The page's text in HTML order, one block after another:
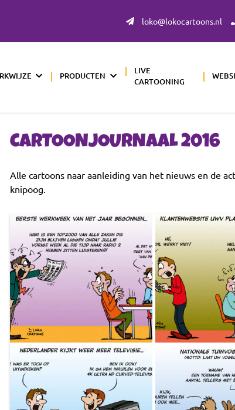
loko@lokocartoons.nl
PRODUCTEN
LIVE
CARTOONING
CARTOONJOURNAAL 2016
Alle cartoons naar aanleiding van het nieuws en de
knipoog.